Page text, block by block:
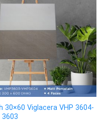
30×60 Viglacera VHP 3604-
3603